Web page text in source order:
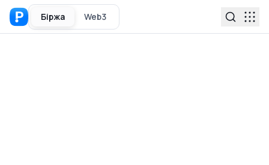
Біржа Web3